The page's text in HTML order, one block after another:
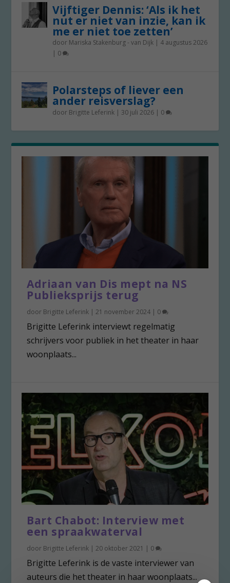
Vijftiger Dennis: ‘Als ik het
nut er niet van inzie, kan ik
me er niet toe zetten’
door Mariska Stakenburg - van Dijk | 4 augustus 2026
| 0
Polarsteps of liever een
ander reisverslag?
door Brigitte Leferink | 30 juli 2026 | 0
Adriaan van Dis mept na NS
Publieksprijs terug
door Brigitte Leferink |21 november 2024 | 0
Brigitte Leferink interviewt regelmatig
schrijvers voor publiek in het theater in haar
woonplaats...
Bart Chabot: Interview met
een spraakwaterval
door Brigitte Leferink |20 oktober 2021 | 0
Brigitte Leferink is de vaste interviewer van
auteurs die het theater in haar woonplaats...